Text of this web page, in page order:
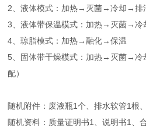
2、液体模式：加热→灭菌→冷却→排
3、液体带保温模式：加热→灭菌→
4、琼脂模式：加热→融化→保温
5、固体带干燥模式：加热→灭菌→
配）
随机附件：废液瓶1个、排水软管1根
随机资料：质量证明书1、说明书1、